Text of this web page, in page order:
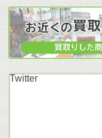
Twitter